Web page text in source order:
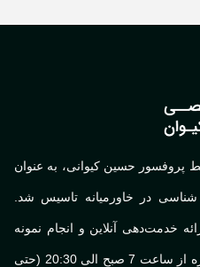
در سال 1380 توسط پروفسور حسین کیوانی، به عنوان
در خاورمیانه تاسیس شد.
آنلاین و انجام نمونه
گیری در آزمایشگاه و منزل همه روزه از ساعت 7 صبح الی 20:30 (حتی